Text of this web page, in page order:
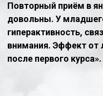
Повторный приём в
довольны. У
гиперактивность,
внимания. Эффект от
после первого курса».